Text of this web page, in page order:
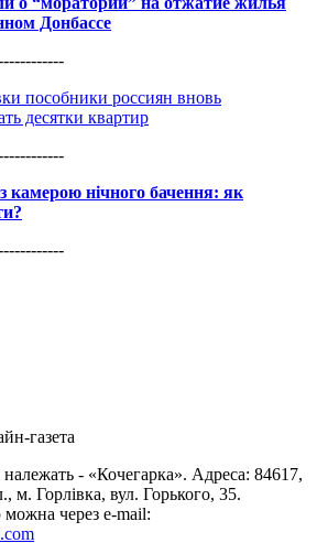
Донбассе
пособники россиян вновь
десятки квартир
камерою нічного бачення: як
газета
- «Кочегарка». Адреса: 84617,
м. Горлівка, вул. Горького, 35.
можна через e-mail: